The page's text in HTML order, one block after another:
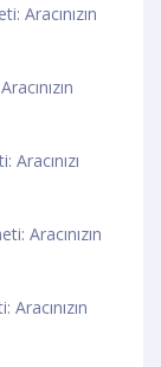
Aracınızın
Aracınızın